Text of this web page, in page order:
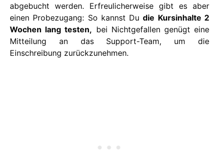
abgebucht werden. Erfreulicherweise gibt es aber
einen Probezugang: So kannst Dudie Kursinhalte 2
Wochen lang testen, bei Nichtgefallen genügt eine
Mitteilung an das Support-Team, um die
Einschreibung zurückzunehmen.